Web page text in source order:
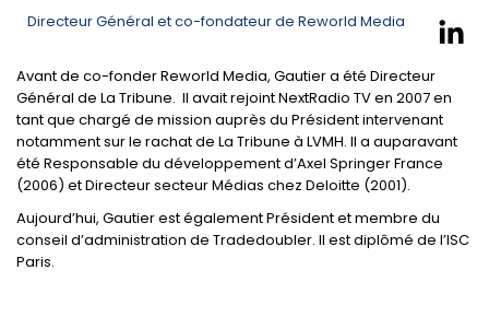
Directeur Général et co-fondateur de Reworld Media
Avant de co-fonder Reworld Media, Gautier a été Directeur
Général de La Tribune. Il avait rejoint NextRadio TV en 2007 en
tant que chargé de mission auprès du Président intervenant
notamment sur le rachat de La Tribune à LVMH. Il a auparavant
été Responsable du développement d’Axel Springer France
(2006) et Directeur secteur Médias chez Deloitte (2001).
Aujourd’hui, Gautier est également Président et membre du
conseil d’administration de Tradedoubler. Il est diplômé de l’ISC
Paris.